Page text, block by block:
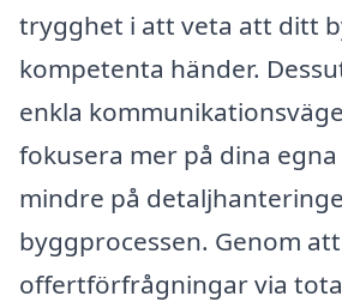
trygghet i att veta att ditt
kompetenta händer.
enkla
fokusera mer på dina
mindre på
byggprocessen. Genom
offertförfrågningar via